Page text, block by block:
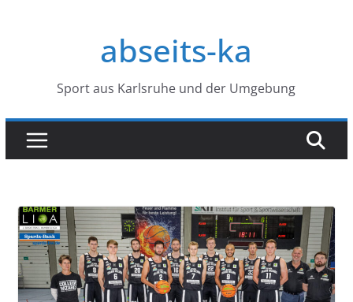
abseits-ka
Sport aus Karlsruhe und der Umgebung